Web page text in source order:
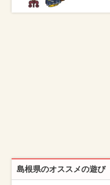
島根県のオススメの遊び